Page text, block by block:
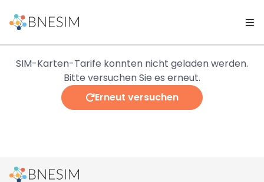
SIM-Karten-Tarife konnten nicht geladen werden.
Bitte versuchen Sie es erneut.
Erneut versuchen